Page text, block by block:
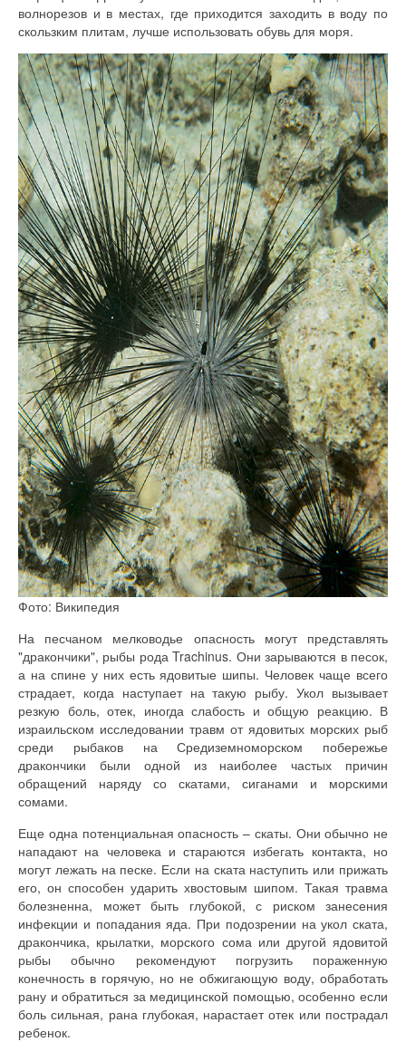
волнорезов и в местах, где приходится заходить в воду по
скользким плитам, лучше использовать обувь для моря.
Фото: Википедия
На песчаном мелководье опасность могут представлять
"дракончики", рыбы рода Trachinus. Они зарываются в песок,
а на спине у них есть ядовитые шипы. Человек чаще всего
страдает, когда наступает на такую рыбу. Укол вызывает
резкую боль, отек, иногда слабость и общую реакцию. В
израильском исследовании травм от ядовитых морских рыб
среди рыбаков на Средиземноморском побережье
дракончики были одной из наиболее частых причин
обращений наряду со скатами, сиганами и морскими
сомами.
Еще одна потенциальная опасность – скаты. Они обычно не
нападают на человека и стараются избегать контакта, но
могут лежать на песке. Если на ската наступить или прижать
его, он способен ударить хвостовым шипом. Такая травма
болезненна, может быть глубокой, с риском занесения
инфекции и попадания яда. При подозрении на укол ската,
дракончика, крылатки, морского сома или другой ядовитой
рыбы обычно рекомендуют погрузить пораженную
конечность в горячую, но не обжигающую воду, обработать
рану и обратиться за медицинской помощью, особенно если
боль сильная, рана глубокая, нарастает отек или пострадал
ребенок.